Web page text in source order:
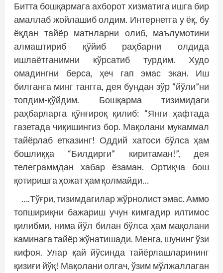
Битта бошқармага ахборот хизматига ишга бир
амаллаб жойлашиб олдим. Интернетга у ёқ, бу
ёқдан тайёр матнларни олиб, маълумотини
алмаштириб қўйиб раҳбарни олдида
ишлаётганимни кўрсатиб турдим. Худо
омадингни берса, ҳеч гап эмас экан. Иш
билганга минг тангга, дея бундан зўр “йўли”ни
топдим-қўйдим. Бошқарма тизимидаги
раҳбарларга қўнғироқ қилиб: “Янги ҳафтада
газетада чиқишингиз бор. Мақолани мукаммал
тайёрлаб етказинг! Оддий хатоси бўлса ҳам
бошлиққа “Билдирги” киритаман!”, дея
телеграммдан хабар ёзаман. Ортиқча бош
қотиришга ҳожат ҳам қолмайди…
….Тўғри, тизимдагилар жўрнолист эмас. Аммо
топшириқни бажариш учун кимгадир илтимос
қилибми, нима йўл билан бўлса ҳам мақолани
каминага тайёр жўнатишади. Менга, шунинг ўзи
кифоя. Улар қай йўсинда тайёрлашларининг
қизиғи йўқ! Мақолани олгач, ўзим мўлжаллаган